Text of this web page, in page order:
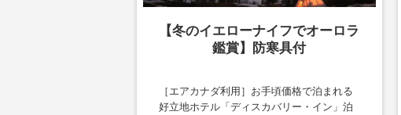
【冬のイエローナイフでオーロラ
鑑賞】防寒具付
［エアカナダ利用］お手頃価格で泊まれる
好立地ホテル「ディスカバリー・イン」泊